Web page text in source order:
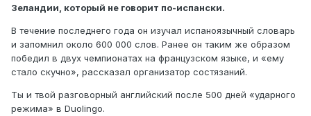
Зеландии, который не говорит по-испански.
В течение последнего года он изучал испаноязычный словарь
и запомнил около 600 000 слов. Ранее он таким же образом
победил в двух чемпионатах на французском языке, и «ему
стало скучно», рассказал организатор состязаний.
Ты и твой разговорный английский после 500 дней «ударного
режима» в Duolingo.